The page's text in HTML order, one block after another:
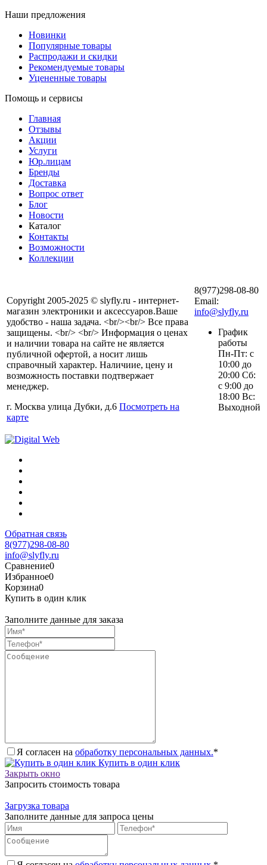
Наши предложения
Новинки
Популярные товары
Распродажи и скидки
Рекомендуемые товары
Уцененные товары
Помощь и сервисы
Главная
Отзывы
Акции
Услуги
Юр.лицам
Бренды
Доставка
Вопрос ответ
Блог
Новости
Каталог
Контакты
Возможности
Коллекции
Copyright 2005-2025 © slyfly.ru - интернет-
магазин электроники и аксессуаров.Ваше
удобство - наша задача. <br/><br/> Все права
защищены. <br/> <br/> Информация о ценах
и наличии товара на сайте не является
публичной офертой, а носит лишь
справочный характер. Наличиие, цену и
возможность поставки подтвержает
менеджер.
г. Москва улица Дубки, д.6 Посмотреть на
карте
8(977)298-08-80
Email:
info@slyfly.ru
График
работы
Пн-Пт: с
10:00 до
20:00 Сб:
с 9:00 до
18:00 Вс:
Выходной
Обратная связь
8(977)298-08-80
info@slyfly.ru
Сравнение0
Избранное0
Корзина0
Купить в один клик
Заполните данные для заказа
Я согласен на обработку персональных данных.*
Купить в один клик
Закрыть окно
Запросить стоимость товара
Загрузка товара
Заполните данные для запроса цены